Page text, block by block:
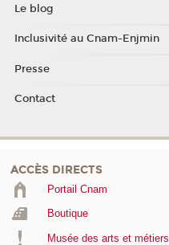
Le blog
Inclusivité au Cnam-Enjmin
Presse
Contact
ACCÈS DIRECTS
Portail Cnam
Boutique
Musée des arts et métiers